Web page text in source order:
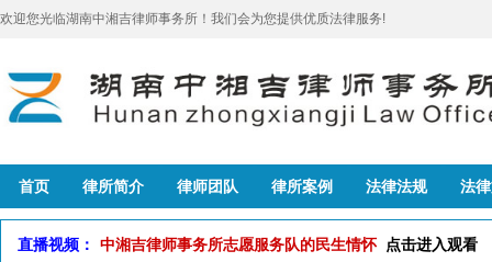
欢迎您光临湖南中湘吉律师事务所！我们会为您提供优质法律服务!
首页 律所简介 律师团队 律所案例 法律法规 法
直播视频： 中湘吉律师事务所志愿服务队的民生情怀 点击进入观看